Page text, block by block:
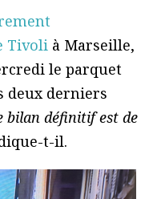
Tivoli à Marseille,
le parquet
deux derniers
bilan définitif est de
t-il.